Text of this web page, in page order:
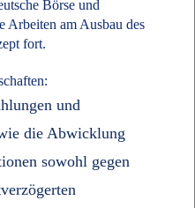
Börse und
Arbeiten am Ausbau des
fort.
und
die Abwicklung
sowohl gegen